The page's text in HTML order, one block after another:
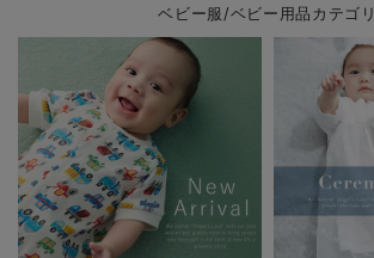
ベビー服/ベビー用品カテゴリ